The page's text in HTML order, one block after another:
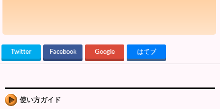
Twitter Facebook Google はてブ
使い方ガイド